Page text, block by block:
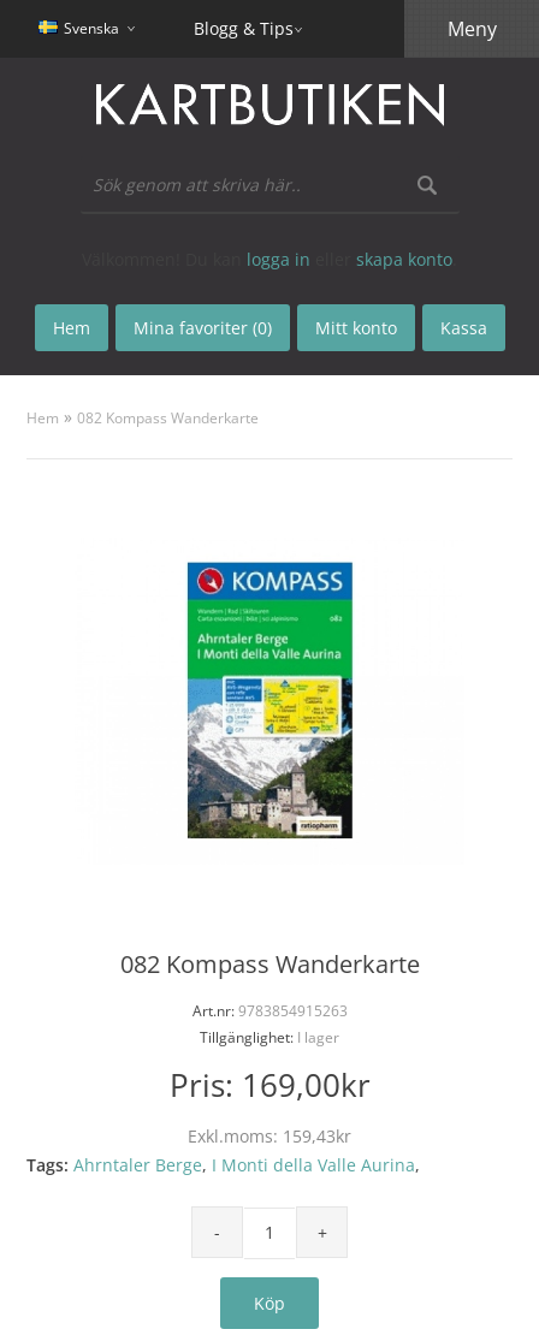
Svenska Blogg & Tips
logga in skapa konto
Hem Mina favoriter (0) Mitt konto Kassa
Meny
Hem »082 Kompass Wanderkarte
082 Kompass Wanderkarte
Art.nr:9783854915263
Tillgänglighet: I lager
Pris: 169,00kr
Exkl.moms: 159,43kr
Tags: Ahrntaler Berge, I Monti della Valle Aurina,